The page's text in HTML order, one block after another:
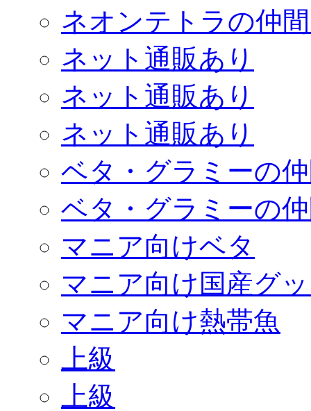
ネオンテトラの仲
ネット通販あり
ネット通販あり
ネット通販あり
ベタ・グラミーの
ベタ・グラミーの
マニア向けベタ
マニア向け国産グ
マニア向け熱帯魚
上級
上級